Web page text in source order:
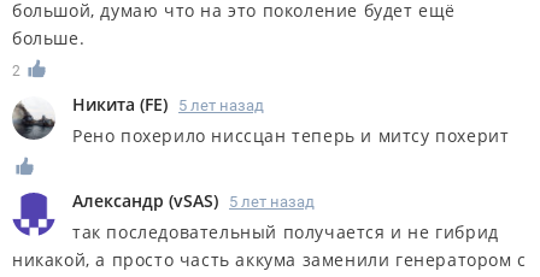
большой, думаю что на это поколение будет ещё
больше.
2
Никита (FE) 5 лет назад
Рено похерило ниссцан теперь и митсу похерит
Александр (vSAS) 5 лет назад
так последовательный получается и не гибрид
никакой, а просто часть аккума заменили генератором с